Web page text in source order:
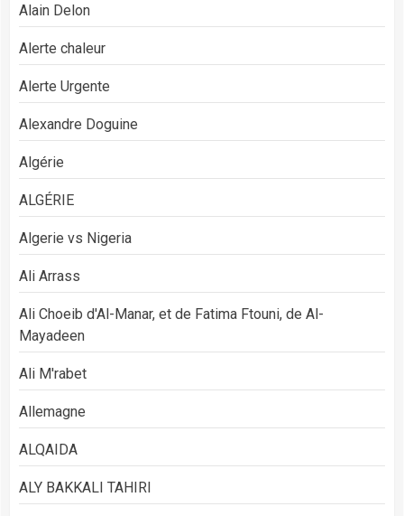
Alain Delon
Alerte chaleur
Alerte Urgente
Alexandre Doguine
Algérie
ALGÉRIE
Algerie vs Nigeria
Ali Arrass
Ali Choeib d'Al-Manar, et de Fatima Ftouni, de Al-
Mayadeen
Ali M'rabet
Allemagne
ALQAIDA
ALY BAKKALI TAHIRI